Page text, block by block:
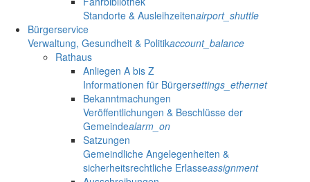
Standorte & Ausleihzeitenairport_shuttle
Bürgerservice
Verwaltung, Gesundheit & Politikaccount_balance
Rathaus
Anliegen A bis Z
Informationen für Bürgersettings_ethernet
Bekanntmachungen
Veröffentlichungen & Beschlüsse der
Gemeindealarm_on
Satzungen
Gemeindliche Angelegenheiten &
sicherheitsrechtliche Erlasseassignment